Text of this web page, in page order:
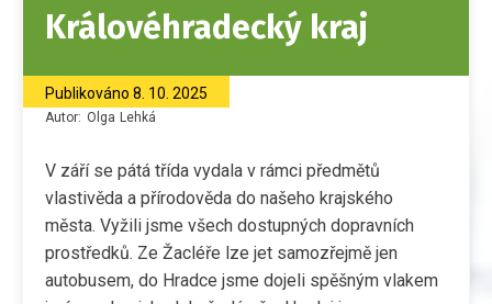
Královéhradecký kraj
Publikováno 8. 10. 2025
Autor: Olga Lehká
V září se pátá třída vydala v rámci předmětů
vlastivěda a přírodověda do našeho krajského
města. Vyžili jsme všech dostupných dopravních
prostředků. Ze Žacléře lze jet samozřejmě jen
autobusem, do Hradce jsme dojeli spěšným vlakem